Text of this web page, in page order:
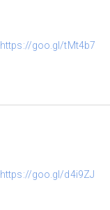
https://goo.gl/tMt4b7
https://goo.gl/d4i9ZJ